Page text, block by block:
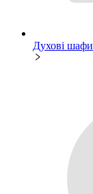
Духові шафи